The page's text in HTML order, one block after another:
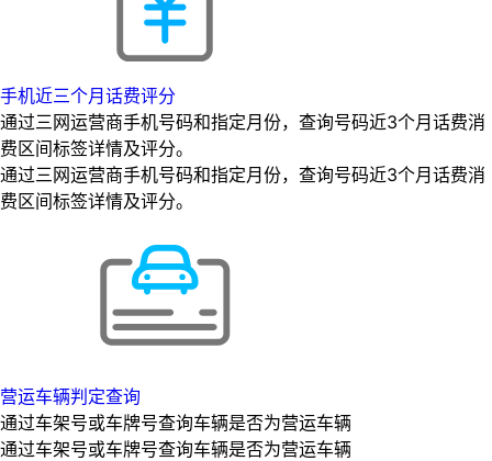
手机近三个月话费评分
通过三网运营商手机号码和指定月份，查询号码近3个月话费消
费区间标签详情及评分。
通过三网运营商手机号码和指定月份，查询号码近3个月话费消
费区间标签详情及评分。
营运车辆判定查询
通过车架号或车牌号查询车辆是否为营运车辆
通过车架号或车牌号查询车辆是否为营运车辆